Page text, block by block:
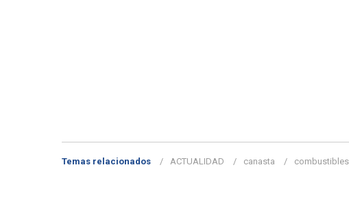
Temas relacionados ACTUALIDAD canasta combustibles